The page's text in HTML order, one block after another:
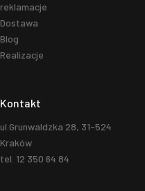
reklamacje
Dostawa
Blog
Realizacje
Kontakt
ul.Grunwaldzka 28, 31-524
Kraków
tel. 12 350 64 84